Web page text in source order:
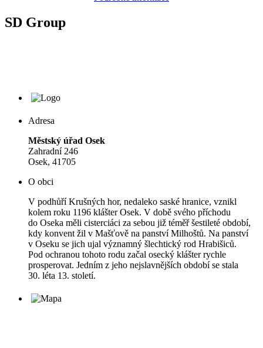
SD Group
Adresa
Městský úřad Osek
Zahradní 246
Osek, 41705
O obci
V podhůří Krušných hor, nedaleko saské hranice, vznikl
kolem roku 1196 klášter Osek. V době svého příchodu
do Oseka měli cisterciáci za sebou již téměř šestileté období,
kdy konvent žil v Mašťově na panství Milhoštů. Na panství
v Oseku se jich ujal významný šlechtický rod Hrabišiců.
Pod ochranou tohoto rodu začal osecký klášter rychle
prosperovat. Jedním z jeho nejslavnějších období se stala
30. léta 13. století.